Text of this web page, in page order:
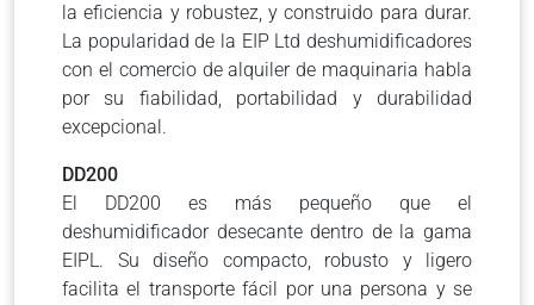
la eficiencia y robustez, y construido para durar.
La popularidad de la EIP Ltd deshumidificadores
con el comercio de alquiler de maquinaria habla
por su fiabilidad, portabilidad y durabilidad
excepcional.
DD200
El DD200 es más pequeño que el
deshumidificador desecante dentro de la gama
EIPL. Su diseño compacto, robusto y ligero
facilita el transporte fácil por una persona y se